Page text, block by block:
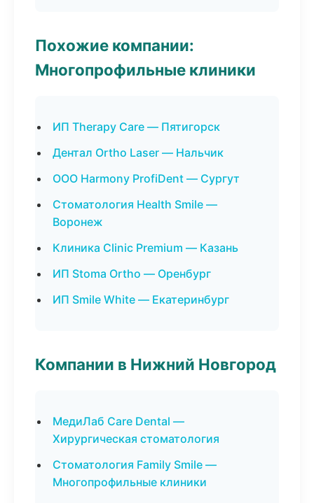
Похожие компании:
Многопрофильные клиники
ИП Therapy Care — Пятигорск
Дентал Ortho Laser — Нальчик
ООО Harmony ProfiDent — Сургут
Стоматология Health Smile —
Воронеж
Клиника Clinic Premium — Казань
ИП Stoma Ortho — Оренбург
ИП Smile White — Екатеринбург
Компании в Нижний Новгород
МедиЛаб Care Dental —
Хирургическая стоматология
Стоматология Family Smile —
Многопрофильные клиники